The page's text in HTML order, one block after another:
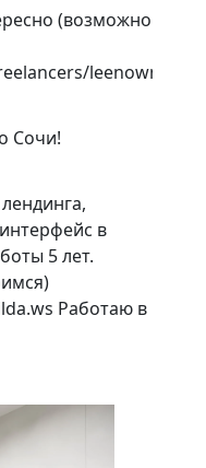
(возможно
leenown
Сочи!
в
5 лет.
Работаю в